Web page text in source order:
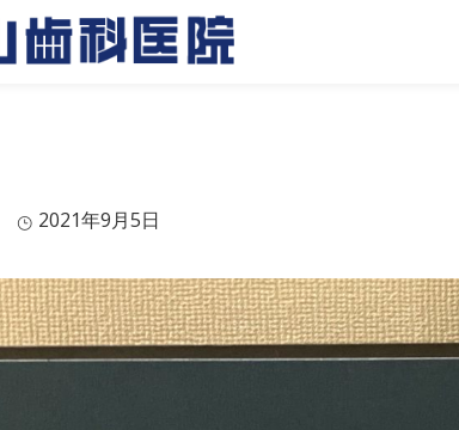
2021年9月5日